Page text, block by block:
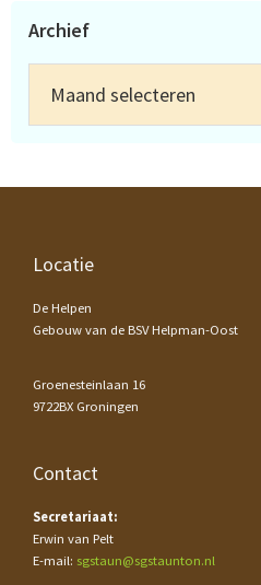
Archief
Footer
Locatie
De Helpen
Gebouw van de BSV Helpman-Oost
Groenesteinlaan 16
9722BX Groningen
Contact
Secretariaat:
Erwin van Pelt
E-mail: sgstaun@sgstaunton.nl